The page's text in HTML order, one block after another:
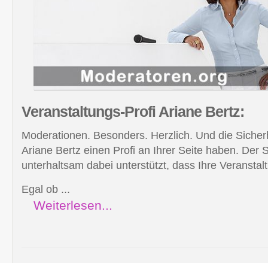
Veranstaltungs-Profi Ariane Bertz:
Moderationen. Besonders. Herzlich. Und die
Ariane Bertz einen Profi an Ihrer Seite haben. Der
unterhaltsam dabei unterstützt, dass Ihre
Egal ob ...
Weiterlesen...